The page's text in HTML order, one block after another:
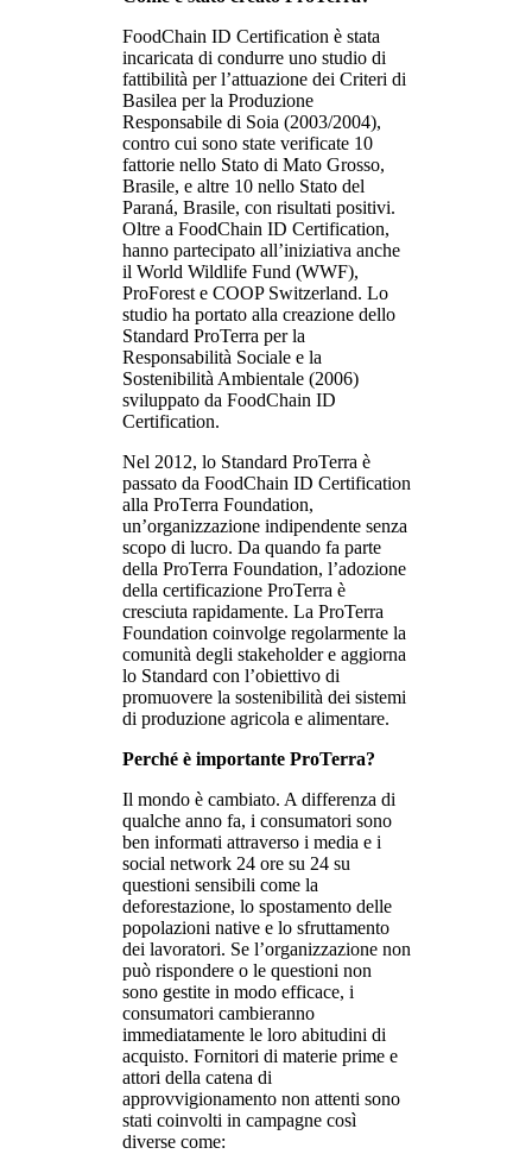
FoodChain ID Certification è stata
incaricata di condurre uno studio di
fattibilità per l’attuazione dei Criteri di
Basilea per la Produzione
Responsabile di Soia (2003/2004),
contro cui sono state verificate 10
fattorie nello Stato di Mato Grosso,
Brasile, e altre 10 nello Stato del
Paraná, Brasile, con risultati positivi.
Oltre a FoodChain ID Certification,
hanno partecipato all’iniziativa anche
il World Wildlife Fund (WWF),
ProForest e COOP Switzerland. Lo
studio ha portato alla creazione dello
Standard ProTerra per la
Responsabilità Sociale e la
Sostenibilità Ambientale (2006)
sviluppato da FoodChain ID
Certification.
Nel 2012, lo Standard ProTerra è
passato da FoodChain ID Certification
alla ProTerra Foundation,
un’organizzazione indipendente senza
scopo di lucro. Da quando fa parte
della ProTerra Foundation, l’adozione
della certificazione ProTerra è
cresciuta rapidamente. La ProTerra
Foundation coinvolge regolarmente la
comunità degli stakeholder e aggiorna
lo Standard con l’obiettivo di
promuovere la sostenibilità dei sistemi
di produzione agricola e alimentare.
Perché è importante ProTerra?
Il mondo è cambiato. A differenza di
qualche anno fa, i consumatori sono
ben informati attraverso i media e i
social network 24 ore su 24 su
questioni sensibili come la
deforestazione, lo spostamento delle
popolazioni native e lo sfruttamento
dei lavoratori. Se l’organizzazione non
può rispondere o le questioni non
sono gestite in modo efficace, i
consumatori cambieranno
immediatamente le loro abitudini di
acquisto. Fornitori di materie prime e
attori della catena di
approvvigionamento non attenti sono
stati coinvolti in campagne così
diverse come: